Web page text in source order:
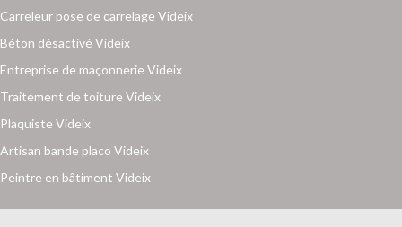
Carreleur pose de carrelage Videix
Béton désactivé Videix
Entreprise de maçonnerie Videix
Traitement de toiture Videix
Plaquiste Videix
Artisan bande placo Videix
Peintre en bâtiment Videix